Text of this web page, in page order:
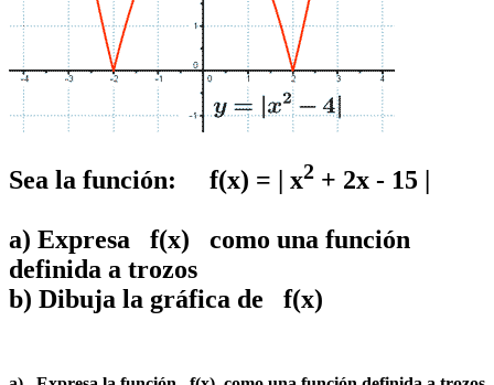
Sea la función: f(x) = | x2 + 2x - 15 |
a) Expresa f(x) como una función
definida a trozos
b) Dibuja la gráfica de f(x)